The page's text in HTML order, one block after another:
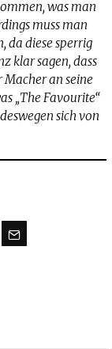
was man
muss man
da diese sperrig
klar sagen, dass
an seine
„The Favourite“
sich von